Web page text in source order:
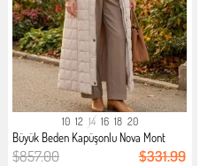
10 12 14 16 18 20
Büyük Beden Kapüşonlu Nova Mont
632...
$857.00 $331.99